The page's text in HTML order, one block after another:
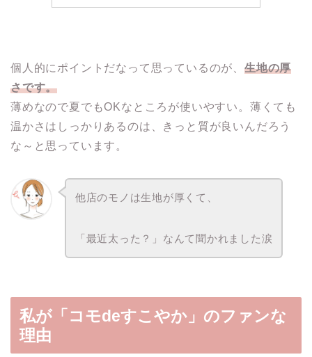
個人的にポイントだなって思っているのが、 生地の厚
さです。
薄めなので夏でもOKなところが使いやすい。薄くても
温かさはしっかりあるのは、きっと質が良いんだろう
な～と思っています。
他店のモノは生地が厚くて、
「最近太った？」なんて聞かれました涙
私が「コモdeすこやか」のファンな
理由